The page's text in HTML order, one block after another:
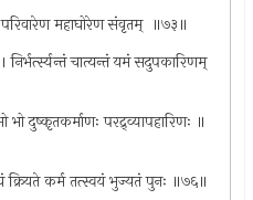
परिवारेण महाघोरेण संवृतम् ‍ ॥७३॥
निर्भर्त्स्यन्तं चात्यन्तं यमं सदुपकारिणम्
भो दुष्कृतकर्माणः परद्र्व्यापहारिणः ॥
क्रियते कर्म तत्स्वयं भुज्यतं पुनः ॥७६॥